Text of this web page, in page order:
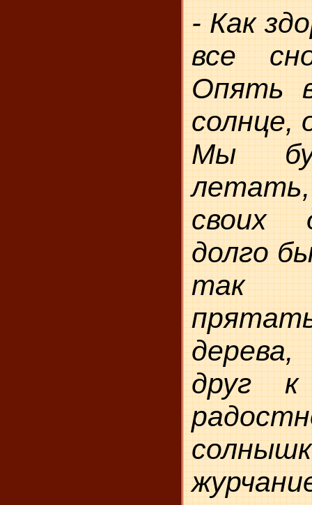
- Как
все
Опять
солнце,
Мы
своих
долго
так
друг к